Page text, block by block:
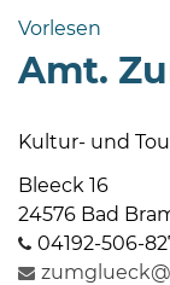
Bleeck 15-
24576 Bad
http://
bramstedt.de
Vorlesen
Amt.
Kultur- und
Bleeck 16
24576 Bad
04192-506-